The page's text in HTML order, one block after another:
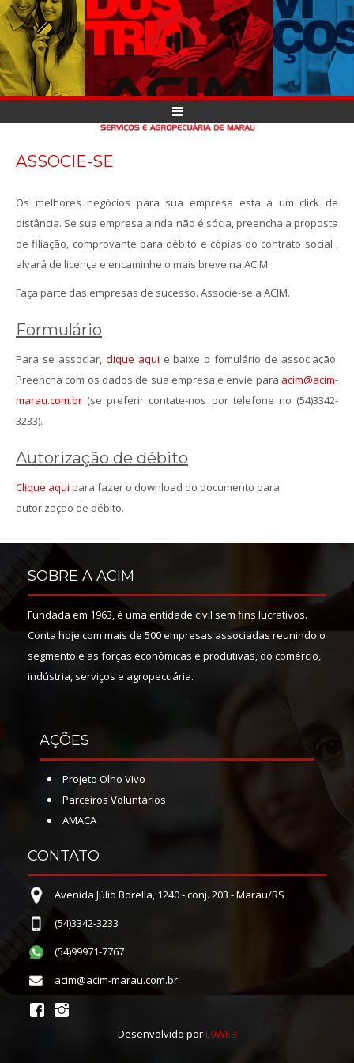
ASSOCIE-SE
Os melhores negócios para sua empresa esta a um click de
distância. Se sua empresa ainda não é sócia, preencha a proposta
de filiação, comprovante para débito e cópias do contrato social ,
alvará de licença e encaminhe o mais breve na ACIM.
Faça parte das empresas de sucesso. Associe-se a ACIM.
Formulário
Para se associar, clique aqui e baixe o fomulário de associação.
Preencha com os dados de sua empresa e envie para acim@acim-
marau.com.br (se preferir contate-nos por telefone no (54)3342-
3233).
Autorização de débito
Clique aqui para fazer o download do documento para
autorização de débito.
SOBRE A ACIM
Fundada em 1963, é uma entidade civil sem fins lucrativos.
Conta hoje com mais de 500 empresas associadas reunindo o
segmento e as forças econômicas e produtivas, do comércio,
indústria, serviços e agropecuária.
AÇÕES
Projeto Olho Vivo
Parceiros Voluntários
AMACA
CONTATO
Avenida Júlio Borella, 1240 - conj. 203 - Marau/RS
(54)3342-3233
(54)99971-7767
acim@acim-marau.com.br
Desenvolvido porL9WEB